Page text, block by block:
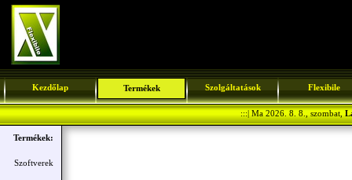
Kezdőlap Termékek Szolgáltatások Flexibile
:::| Ma 2026. 8. 8., szombat,
Termékek:
Szoftverek